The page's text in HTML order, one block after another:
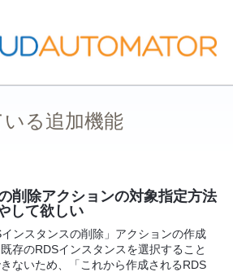
る追加機能
削除アクションの対象指定方法
して欲しい
インスタンスの削除」アクションの作成
存のRDSインスタンスを選択すること
きないため、「これから作成されるRDS